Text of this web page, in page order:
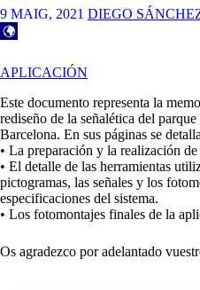
9 MAIG, 2021 DIEGO
APLICACIÓN
Este documento representa la
rediseño de la señalética del
Barcelona. En sus páginas se
• La preparación y la realización
• El detalle de las herramientas
pictogramas, las señales y los
especificaciones del sistema.
• Los fotomontajes finales de la
Os agradezco por adelantado